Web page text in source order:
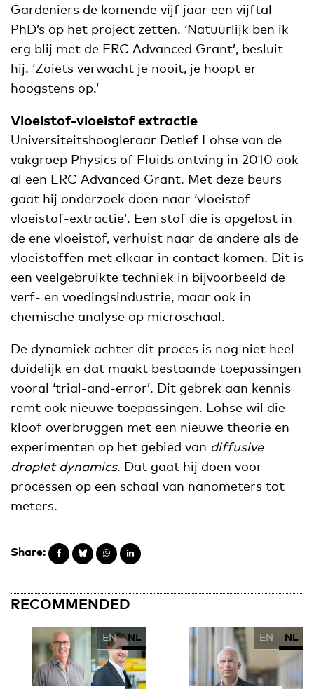
Gardeniers de komende vijf jaar een vijftal
PhD’s op het project zetten. ‘Natuurlijk ben ik
erg blij met de ERC Advanced Grant’, besluit
hij. ‘Zoiets verwacht je nooit, je hoopt er
hoogstens op.’
Vloeistof-vloeistof extractie
Universiteitshoogleraar Detlef Lohse van de
vakgroep Physics of Fluids ontving in 2010 ook
al een ERC Advanced Grant. Met deze beurs
gaat hij onderzoek doen naar ‘vloeistof-
vloeistof-extractie’. Een stof die is opgelost in
de ene vloeistof, verhuist naar de andere als de
vloeistoffen met elkaar in contact komen. Dit is
een veelgebruikte techniek in bijvoorbeeld de
verf- en voedingsindustrie, maar ook in
chemische analyse op microschaal.
De dynamiek achter dit proces is nog niet heel
duidelijk en dat maakt bestaande toepassingen
vooral ‘trial-and-error’. Dit gebrek aan kennis
remt ook nieuwe toepassingen. Lohse wil die
kloof overbruggen met een nieuwe theorie en
experimenten op het gebied van diffusive
droplet dynamics. Dat gaat hij doen voor
processen op een schaal van nanometers tot
meters.
Share:
RECOMMENDED
EN NL EN NL